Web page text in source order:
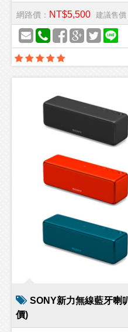
網路價： NT$5,500 建議售
SONY新力無線藍牙喇
價)